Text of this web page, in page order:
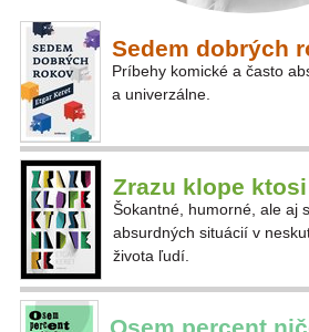
Sedem dobrých
Príbehy komické a často
a univerzálne.
Zrazu klope
Šokantné, humorné, ale aj
absurdných situácií v
života ľudí.